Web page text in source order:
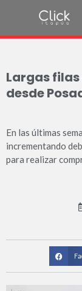
Largas
desde
En las últimas
incrementando
para realizar